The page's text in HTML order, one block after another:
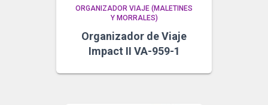
ORGANIZADOR VIAJE (MALETINES
Y MORRALES)
Organizador de Viaje
Impact II VA-959-1